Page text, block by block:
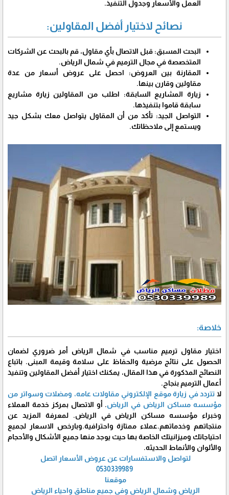
العمل والأسعار وجدول التنفيذ.
نصائح لاختيار أفضل المقاولين:
البحث المسبق: قبل الاتصال بأي مقاول، قم بالبحث عن الشركات
المتخصصة في مجال الترميم في شمال الرياض.
المقارنة بين العروض: احصل على عروض أسعار من عدة
مقاولين وقارن بينها.
زيارة المشاريع السابقة: اطلب من المقاولين زيارة مشاريع
سابقة قاموا بتنفيذها.
التواصل الجيد: تأكد من أن المقاول يتواصل معك بشكل جيد
ويستمع إلى ملاحظاتك.
خلاصة:
اختيار مقاول ترميم مناسب في شمال الرياض أمر ضروري لضمان
الحصول على نتائج مرضية والحفاظ على سلامة وقيمة المبنى. باتباع
النصائح المذكورة في هذا المقال، يمكنك اختيار أفضل المقاولين وتنفيذ
أعمال الترميم بنجاح.
لا تتردد في زيارة موقع الإلكتروني مقاولات عامه، ومضلات وسواتر من
مؤسسه مساكن الرياض في الرياض. أو الاتصال بمركز خدمة العملاء
وخبراء مؤسسه مساكن الرياض في الرياض. لمعرفة المزيد عن
منتجاتهم وخدماتهم.عملاء ممتازة واحترافية.وبارخص الاسعار لجميع
احتياجاتك وميزانيتك الخاصة بها حيث يوجد منها جميع الأشكال والأحجام
والألوان والأنماط الحديثه.
لتواصل والاستفسارات عن عروض الأسعار اتصل
0530339989
موقعنا
الرياض وشمال الرياض وفي جميع مناطق واحياء الرياض